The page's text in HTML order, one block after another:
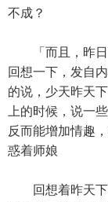
不成？
「而且，昨日
回想一下，发自
的说，少天昨天
上的时候，说一
反而能增加情趣
惑着师娘
回想着昨天下